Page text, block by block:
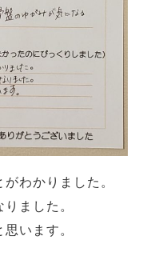
わかりました。
ました。
います。